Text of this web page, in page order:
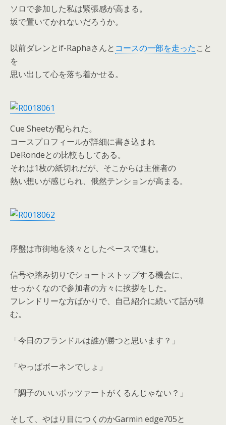
ソロで参加した私は緊張感が高まる。
坂で置いてかれないだろうか。
以前ダレンとif-Raphaさんと コースの一部を走ったこと
を
思い出して心を落ち着かせる。
Cue Sheetが配られた。
コースプロフィールが詳細に書き込まれ
DeRondeとの比較もしてある。
それは1枚の紙切れだが、そこからは主催者の
熱い想いが感じられ、俄然テンションが高まる。
序盤は市街地を淡々としたペースで進む。
信号や踏み切りでショートストップする機会に、
せっかくなので参加者の方々に挨拶をした。
フレンドリーな方ばかりで、自己紹介に続いて話が弾
む。
「今日のフランドルは誰が勝つと思います？」
「やっぱボーネンでしょ」
「調子のいいポッツァートがくるんじゃない？」
そして、やはり目につくのかGarmin edge705と